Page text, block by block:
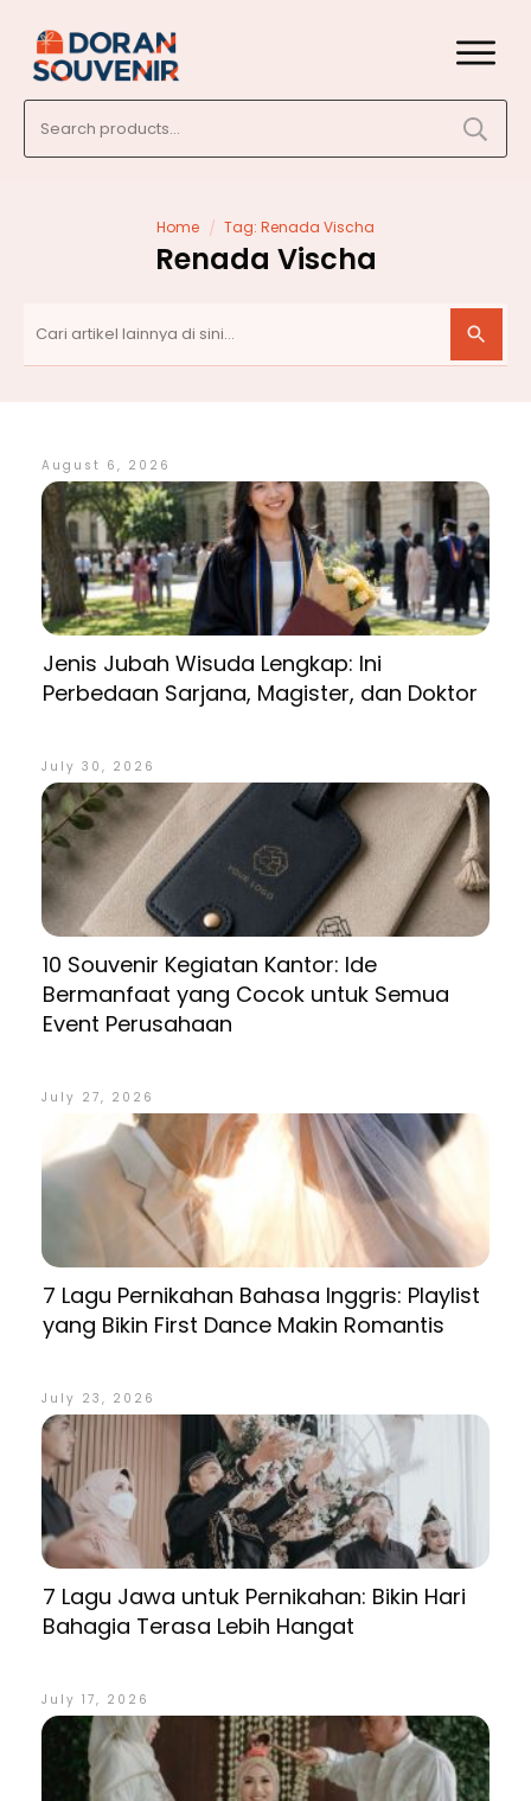
for:
Home / Tag: Renada Vischa
Renada Vischa
August 6, 2026
Jenis Jubah Wisuda Lengkap: Ini
Perbedaan Sarjana, Magister, dan Doktor
July 30, 2026
10 Souvenir Kegiatan Kantor: Ide
Bermanfaat yang Cocok untuk Semua
Event Perusahaan
July 27, 2026
7 Lagu Pernikahan Bahasa Inggris: Playlist
yang Bikin First Dance Makin Romantis
July 23, 2026
7 Lagu Jawa untuk Pernikahan: Bikin Hari
Bahagia Terasa Lebih Hangat
July 17, 2026